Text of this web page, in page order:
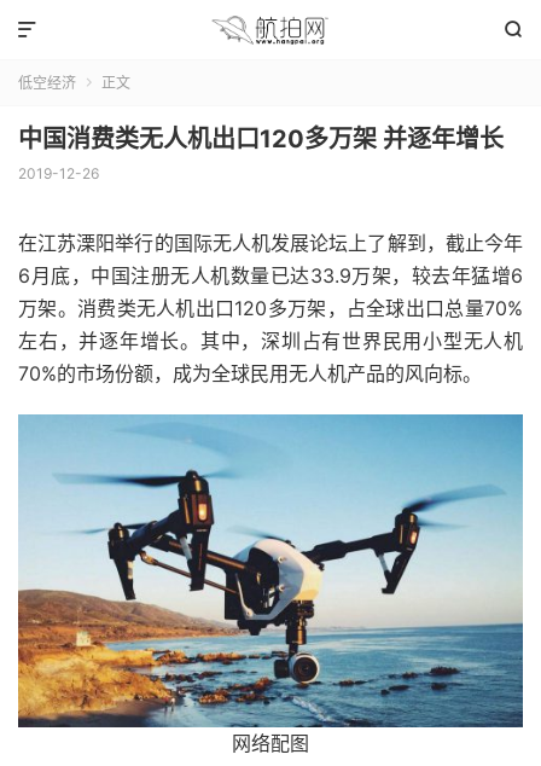


低空经济  正文
中国消费类无人机出口120多万架 并逐年增长
2019-12-26
在江苏溧阳举行的国际无人机发展论坛上了解到，截止今年
6月底，中国注册无人机数量已达33.9万架，较去年猛增6
万架。消费类无人机出口120多万架，占全球出口总量70%
左右，并逐年增长。其中，深圳占有世界民用小型无人机
70%的市场份额，成为全球民用无人机产品的风向标。
网络配图